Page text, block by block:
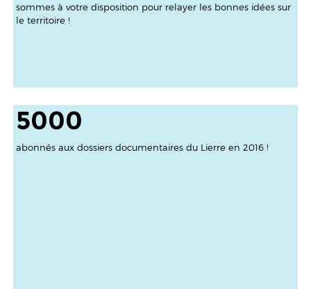
sommes à votre disposition pour relayer les bonnes idées sur
le territoire !
5000
abonnés aux dossiers documentaires du Lierre en 2016 !